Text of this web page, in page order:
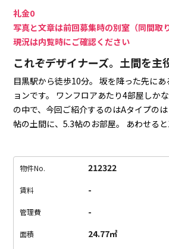
礼金0
写真と文章は前回募集時の別室（同間取
現況は内覧時にご確認ください
これぞデザイナーズ。土間を主
目黒駅から徒歩10分。 坂を降った先にあ
ョンです。
ワンフロアあたり4部屋しか
の中で、今回ご紹介するのはAタイプのは
帖の土間に、5.3帖のお部屋。
あわせる
クローゼットはオ
トの方に住んで頂きたい。窓が大きく、
として、
・エレベーターがありません。
で、浴室乾燥です。
以上、どれも簡単に
早い者勝ちですよ！
物件No. 212322
賃料 -
管理費 -
面積 24.77㎡